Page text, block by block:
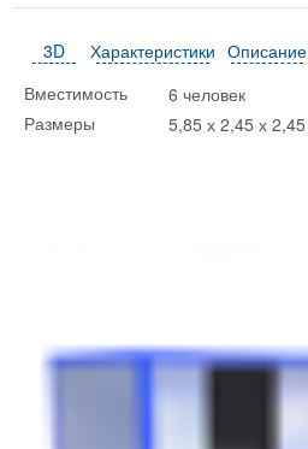
3D Характеристики Описание
Вместимость 6 человек
Размеры 5,85 х 2,45 х 2,45